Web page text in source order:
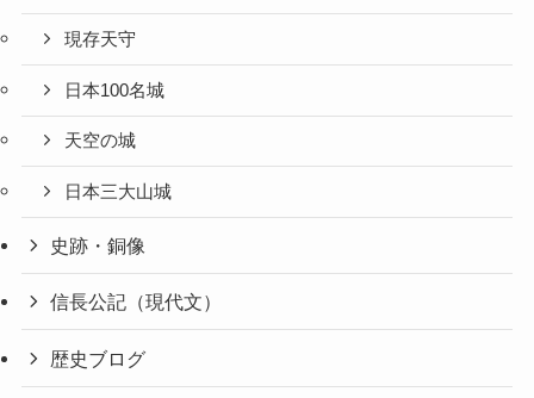
現存天守
日本100名城
天空の城
日本三大山城
史跡・銅像
信長公記（現代文）
歴史ブログ